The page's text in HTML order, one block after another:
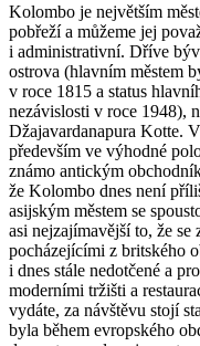
Kolombo je největším
pobřeží a můžeme jej
i administrativní. Dříve
ostrova (hlavním městem
v roce 1815 a status
nezávislosti v roce 1948),
Džajavardanapura Kotte.
především ve výhodné
známo antickým
že Kolombo dnes není
asijským městem se
asi nejzajímavější to, že
pocházejícími z britského
i dnes stále nedotčené a
moderními tržišti a
vydáte, za návštěvu stojí
byla během evropského